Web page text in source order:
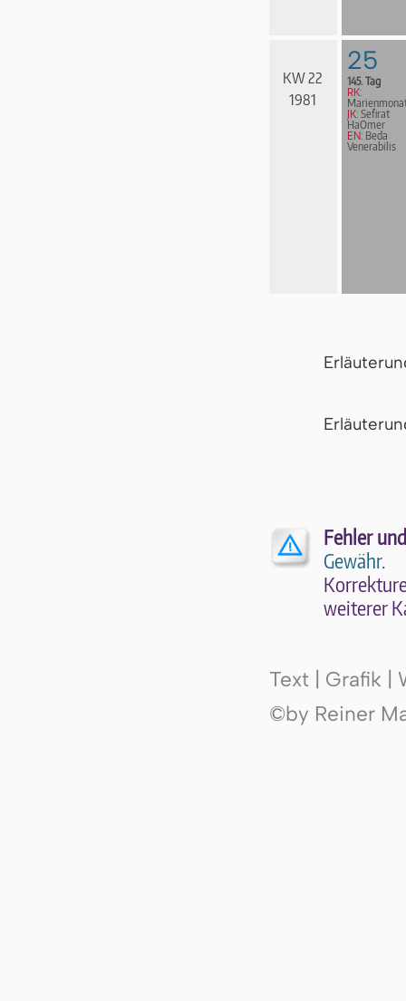
KW 22
1981
25
145. Tag
RK:
JK: Sefirat
HaOmer
EN: Beda
Venerabilis
Fehler
Gewähr.
wei­te­rer
Text | Grafik |
©by Reiner